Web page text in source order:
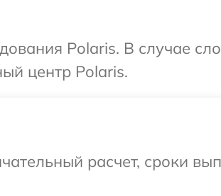
Polaris. В случае
центр Polaris.
расчет, сроки